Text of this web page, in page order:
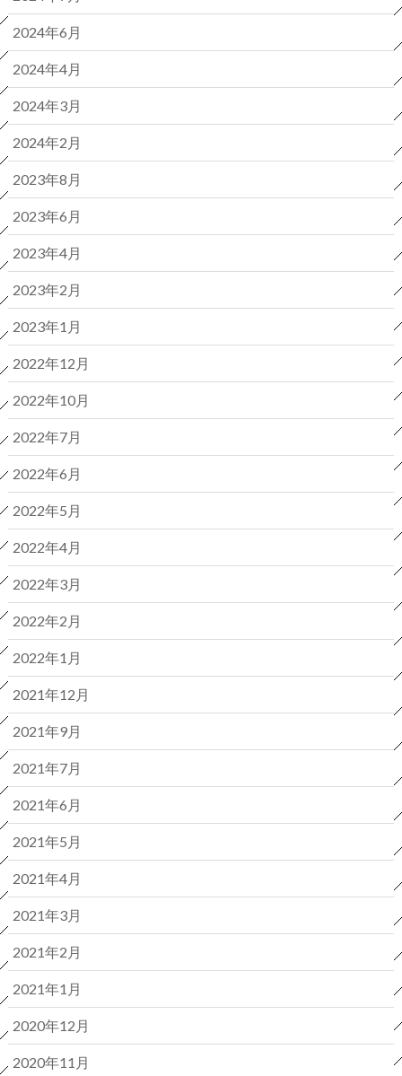
2024年6月
2024年4月
2024年3月
2024年2月
2023年8月
2023年6月
2023年4月
2023年2月
2023年1月
2022年12月
2022年10月
2022年7月
2022年6月
2022年5月
2022年4月
2022年3月
2022年2月
2022年1月
2021年12月
2021年9月
2021年7月
2021年6月
2021年5月
2021年4月
2021年3月
2021年2月
2021年1月
2020年12月
2020年11月